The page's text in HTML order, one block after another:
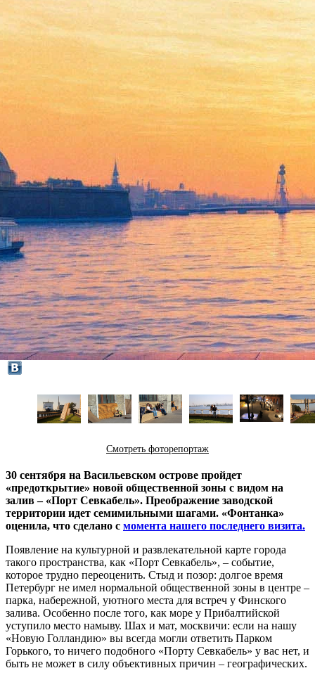
Море становится ближе
29 сентября 2017,19:50 Версия для печати
Смотреть фоторепортаж
30 сентября на Васильевском острове пройдет
«предоткрытие» новой общественной зоны с видом на
залив – «Порт Севкабель». Преображение заводской
территории идет семимильными шагами. «Фонтанка»
оценила, что сделано с момента нашего последнего визита.
Появление на культурной и развлекательной карте города
такого пространства, как «Порт Севкабель», – событие,
которое трудно переоценить. Стыд и позор: долгое время
Петербург не имел нормальной общественной зоны в центре –
парка, набережной, уютного места для встреч у Финского
залива. Особенно после того, как море у Прибалтийской
уступило место намыву. Шах и мат, москвичи: если на нашу
«Новую Голландию» вы всегда могли ответить Парком
Горького, то ничего подобного «Порту Севкабель» у вас нет, и
быть не может в силу объективных причин – географических.